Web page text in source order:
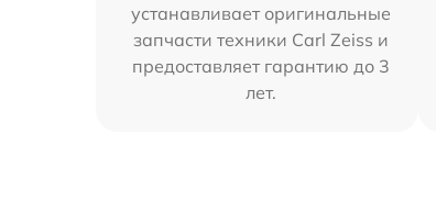
устанавливает оригинальные
запчасти техники Carl Zeiss и
предоставляет гарантию до 3
лет.